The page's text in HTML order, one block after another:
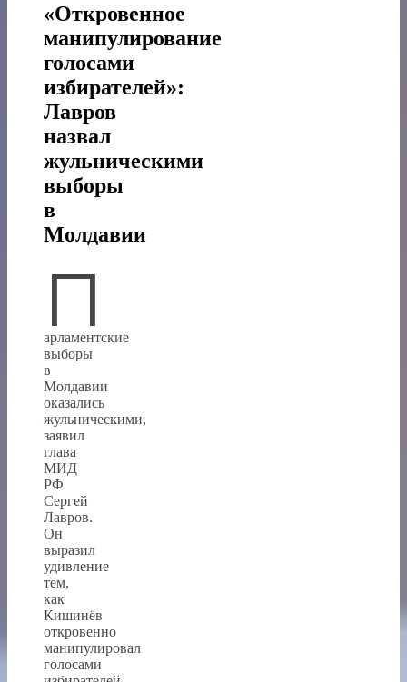
«Откровенное
манипулирование
голосами
избирателей»:
Лавров
назвал
жульническими
выборы
в
Молдавии
П
арламентские
выборы
в
Молдавии
оказались
жульническими,
заявил
глава
МИД
РФ
Сергей
Лавров.
Он
выразил
удивление
тем,
как
Кишинёв
откровенно
манипулировал
голосами